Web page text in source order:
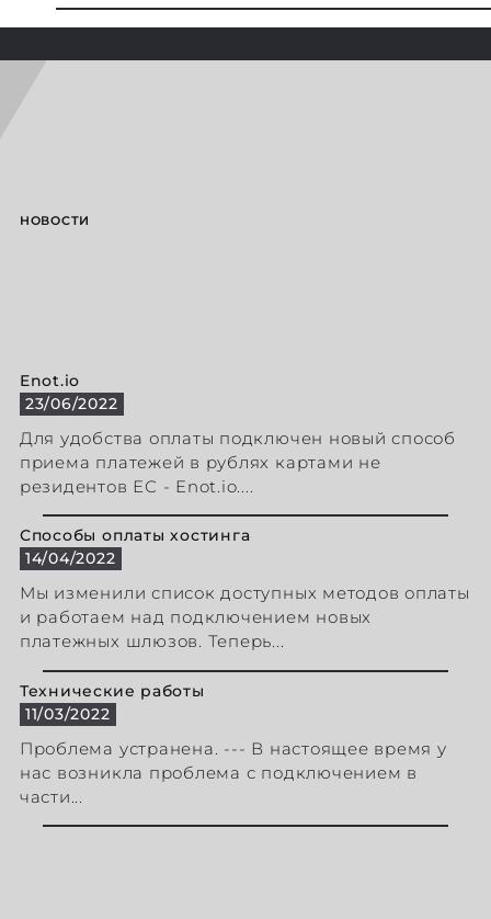
НОВОСТИ
Enot.io
23/06/2022
Для удобства оплаты подключен новый способ
приема платежей в рублях картами не
резидентов ЕС - Enot.io....
Способы оплаты хостинга
14/04/2022
Мы изменили список доступных методов оплаты
и работаем над подключением новых
платежных шлюзов. Теперь...
Технические работы
11/03/2022
Проблема устранена. --- В настоящее время у
нас возникла проблема с подключением в
части...